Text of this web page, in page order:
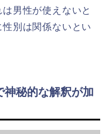
男性が使えないと
別は関係ないとい
神秘的な解釈が加